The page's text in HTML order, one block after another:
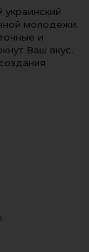
молодежи.
и
Ваш вкус.